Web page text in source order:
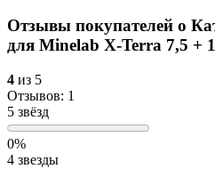
Отзывы покупателей о
для Minelab X-Terra 7,5 +
4 из 5
Отзывов: 1
5 звёзд
0%
4 звезды